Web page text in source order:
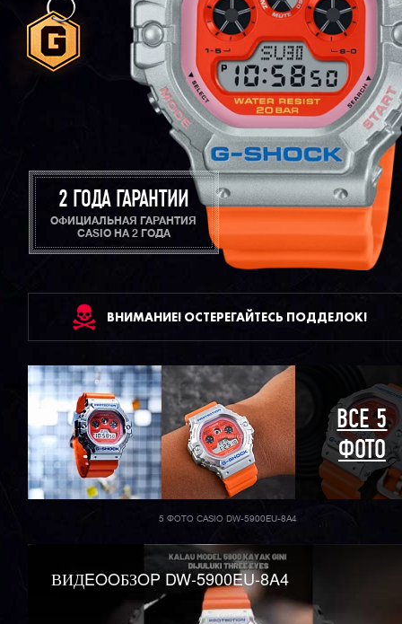
2 ГОДА ГАРАНТИИ
ОФИЦИАЛЬНАЯ ГАРАНТИЯ
CASIO НА 2 ГОДА
ВНИМАНИЕ! ОСТЕРЕГАЙТЕСЬ ПОДДЕЛОК!
ВСЕ 5
ФОТО
5 ФОТО CASIO DW-5900EU-8A4
ВИДEOOБЗOP DW-5900EU-8A4